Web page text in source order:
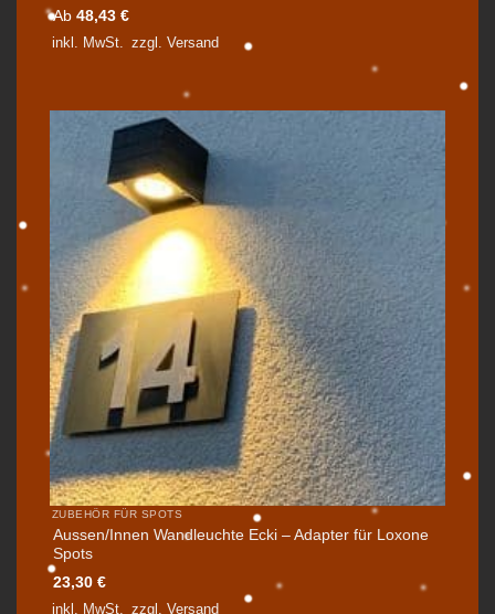
Ab 48,43 €
inkl. MwSt. zzgl. Versand
ZUBEHÖR FÜR SPOTS
Aussen/Innen Wandleuchte Ecki – Adapter für Loxone
Spots
23,30 €
inkl. MwSt.
zzgl. Versand